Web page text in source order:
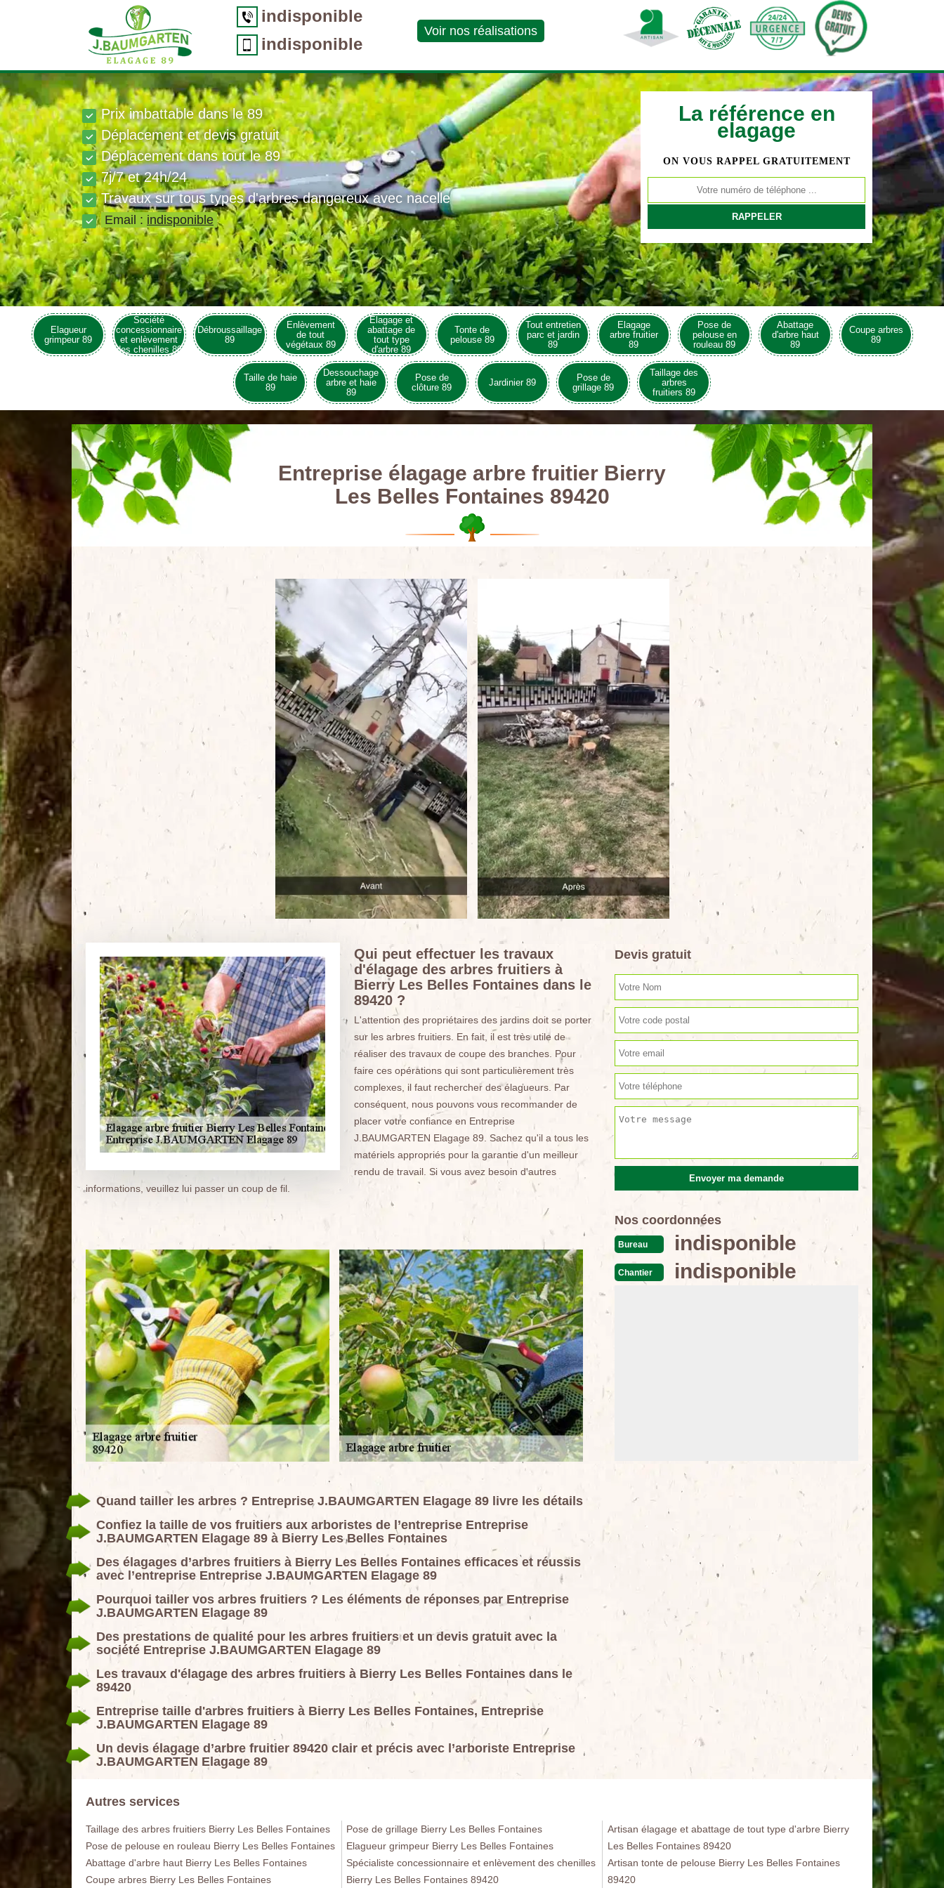
indisponible
indisponible
Voir nos réalisations
La référence en
elagage
ON VOUS RAPPEL GRATUITEMENT
Prix imbattable dans le 89
Déplacement et devis gratuit
Déplacement dans tout le 89
7j/7 et 24h/24
Travaux sur tous types d'arbres dangereux avec nacelle
Email : indisponible
Elagueur
grimpeur 89
Société
concessionnaire
et enlèvement
des chenilles 89
Débroussaillage
89
Enlèvement
de tout
végétaux 89
Elagage et
abattage de
tout type
d'arbre 89
Tonte de
pelouse 89
Tout entretien
parc et jardin
89
Elagage
arbre fruitier
89
Pose de
pelouse en
rouleau 89
Abattage
d'arbre haut
89
Coupe arbres
89
Taille de haie
89
Dessouchage
arbre et haie
89
Pose de
clôture 89
Jardinier 89
Pose de
grillage 89
Taillage des
arbres
fruitiers 89
Entreprise élagage arbre fruitier Bierry
Les Belles Fontaines 89420
Qui peut effectuer les travaux
d'élagage des arbres fruitiers à
Bierry Les Belles Fontaines dans le
89420 ?
L'attention des propriétaires des jardins doit se porter
sur les arbres fruitiers. En fait, il est très utile de
réaliser des travaux de coupe des branches. Pour
faire ces opérations qui sont particulièrement très
complexes, il faut rechercher des élagueurs. Par
conséquent, nous pouvons vous recommander de
placer votre confiance en Entreprise
J.BAUMGARTEN Elagage 89. Sachez qu'il a tous les
matériels appropriés pour la garantie d'un meilleur
rendu de travail. Si vous avez besoin d'autres
informations, veuillez lui passer un coup de fil.
Quand tailler les arbres ? Entreprise J.BAUMGARTEN Elagage 89 livre les détails
Confiez la taille de vos fruitiers aux arboristes de l’entreprise Entreprise
J.BAUMGARTEN Elagage 89 à Bierry Les Belles Fontaines
Des élagages d’arbres fruitiers à Bierry Les Belles Fontaines efficaces et réussis
avec l’entreprise Entreprise J.BAUMGARTEN Elagage 89
Pourquoi tailler vos arbres fruitiers ? Les éléments de réponses par Entreprise
J.BAUMGARTEN Elagage 89
Des prestations de qualité pour les arbres fruitiers et un devis gratuit avec la
société Entreprise J.BAUMGARTEN Elagage 89
Les travaux d'élagage des arbres fruitiers à Bierry Les Belles Fontaines dans le
89420
Entreprise taille d'arbres fruitiers à Bierry Les Belles Fontaines, Entreprise
J.BAUMGARTEN Elagage 89
Un devis élagage d’arbre fruitier 89420 clair et précis avec l’arboriste Entreprise
J.BAUMGARTEN Elagage 89
Devis gratuit
Nos coordonnées
Bureau indisponible
Chantier indisponible
Autres services
Taillage des arbres fruitiers Bierry Les Belles Fontaines
Pose de pelouse en rouleau Bierry Les Belles Fontaines
Abattage d'arbre haut Bierry Les Belles Fontaines
Coupe arbres Bierry Les Belles Fontaines
Pose de grillage Bierry Les Belles Fontaines
Elagueur grimpeur Bierry Les Belles Fontaines
Spécialiste concessionnaire et enlèvement des chenilles
Bierry Les Belles Fontaines 89420
Artisan élagage et abattage de tout type d'arbre Bierry
Les Belles Fontaines 89420
Artisan tonte de pelouse Bierry Les Belles Fontaines
89420